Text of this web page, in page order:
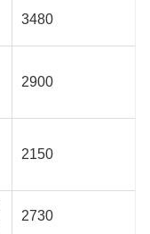
3480
2900
2150
2730